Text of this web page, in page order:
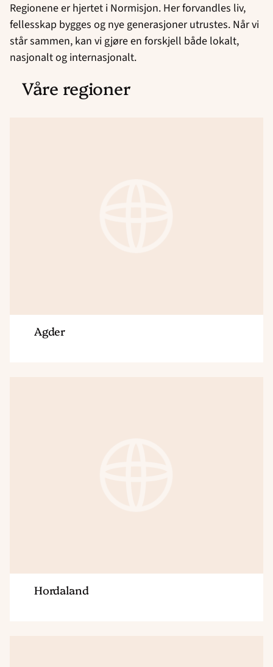
Regionene er hjertet i Normisjon. Her forvandles liv,
fellesskap bygges og nye generasjoner utrustes. Når vi
står sammen, kan vi gjøre en forskjell både lokalt,
nasjonalt og internasjonalt.
Våre regioner
Agder
Hordaland